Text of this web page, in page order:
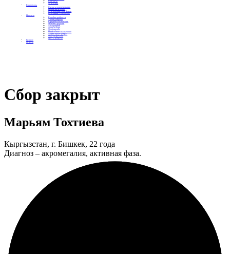
Контакты
Отделения
Как помочь
Сделать пожертвование
Подписка на добро
Стать волонтером фонда
Вечеринки со смыслом
Проекты
Коробка храбрости
Уроки Доброты
Юридическая помощь
Мамины радости
Автодобряки
Добрый торт
Добропробег
Няни особого назначения
Акция «Букет добра»
Фактор времени
Цветы доброты
Бизнесу
Отчеты
Сбор закрыт
Марьям Тохтиева
Кыргызстан, г. Бишкек, 22 года
Диагноз – акромегалия, активная фаза.